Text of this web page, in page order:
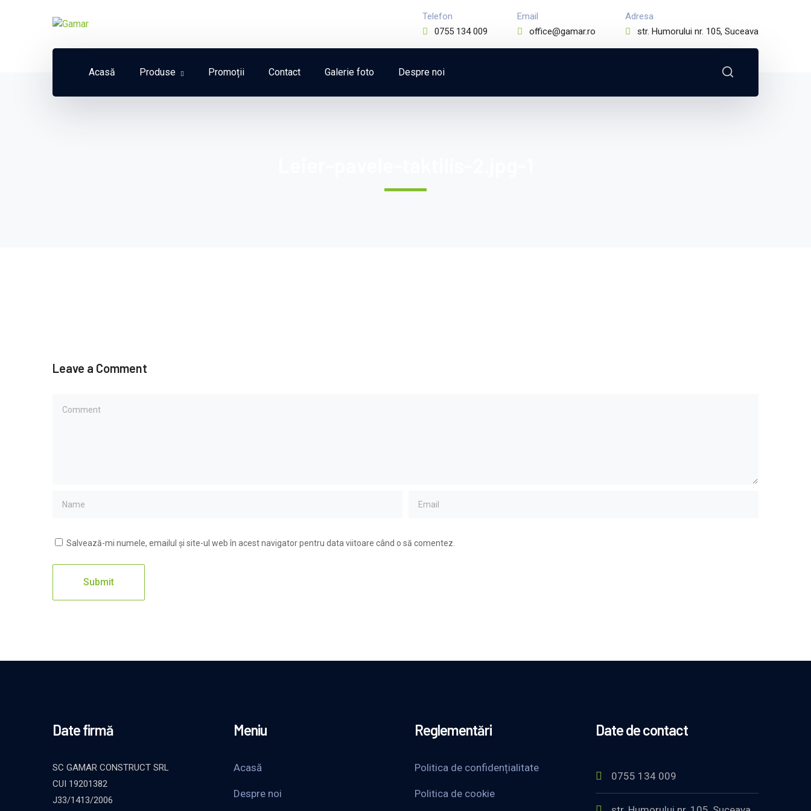
Telefon
0755 134 009
Email
office@gamar.ro
Adresa
str. Humorului nr. 105, Suceava
Acasă Produse Promoții Contact Galerie foto Despre noi
Leave a Comment
Salvează-mi numele, emailul și site-ul web în acest navigator pentru data viitoare când o să comentez.
Date firmă
SC GAMAR CONSTRUCT SRL
CUI 19201382
J33/1413/2006
Meniu
Acasă
Despre noi
Reglementări
Politica de confidențialitate
Politica de cookie
Date de contact
0755 134 009